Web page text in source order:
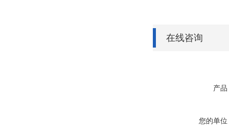
在线咨询
产品
您的单位